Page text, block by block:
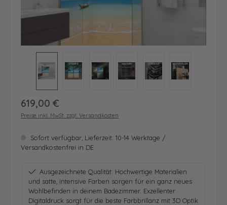
Regulärer Preis:
619,00 €
Preise inkl. MwSt. zzgl. Versandkosten
Sofort verfügbar, Lieferzeit: 10-14 Werktage /
Versandkostenfrei in DE
Ausgezeichnete Qualität: Hochwertige Materialien
und satte, intensive Farben sorgen für ein ganz neues
Wohlbefinden in deinem Badezimmer. Exzellenter
Digitaldruck sorgt für die beste Farbbrillanz mit 3D Optik